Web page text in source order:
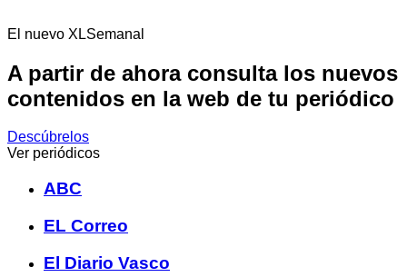
El nuevo XLSemanal
A partir de ahora consulta los nuevos
contenidos en la web de tu periódico
Descúbrelos
Ver periódicos
ABC
EL Correo
El Diario Vasco